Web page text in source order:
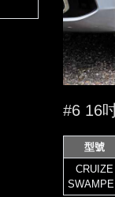
#6 16
型號
CRUIZE